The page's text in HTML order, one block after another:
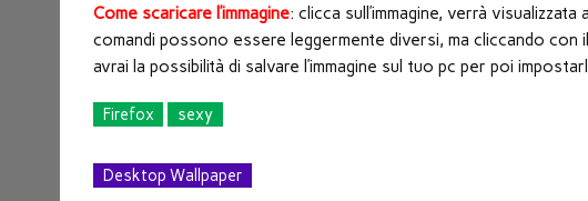
Come scaricare l’immagine: clicca sull’immagine, verrà
comandi possono essere leggermente diversi, ma cliccando
avrai la possibilità di salvare l’immagine sul tuo pc per poi
Firefox sexy
Desktop Wallpaper